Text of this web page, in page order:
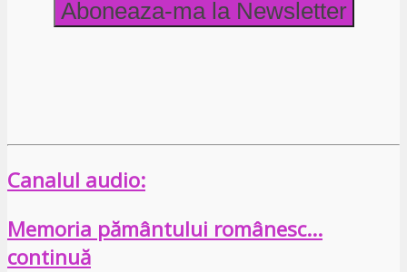
Canalul audio:
Memoria pământului românesc…
continuă